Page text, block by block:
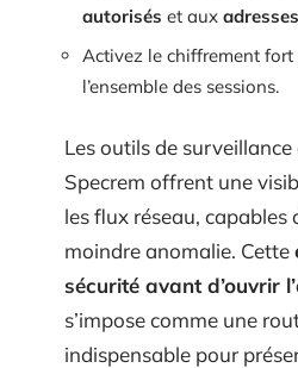
autorisés et aux
Activez le chiffrement fort
l’ensemble des sessions.
Les outils de
Specrem offrent une
les flux réseau, capables
moindre anomalie. Cette
sécurité avant d’ouvrir
s’impose comme une
indispensable pour